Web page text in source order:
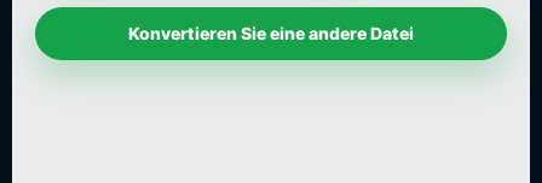
Konvertieren Sie eine andere Datei